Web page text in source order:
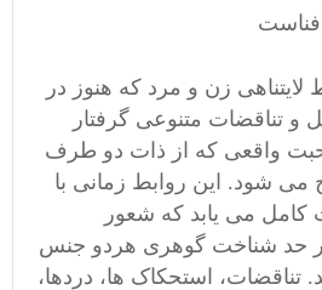
فناست
لایتناهی زن و مرد که هنوز در
تناقضات متنوعی گرفتار
واقعی که از ذات دو طرف
می شود. این روابط زمانی با
می یابد که شعور
حد شناخت گوهری هردو جنس
تناقضات، استحکاک ها، دردها،